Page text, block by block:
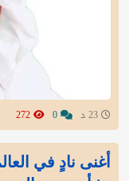
أغنى نادٍ في